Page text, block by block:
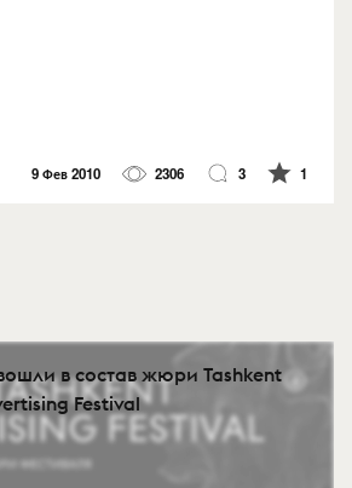
9 Фев 2010 2306 3 1
в состав жюри Tashkent
Festival